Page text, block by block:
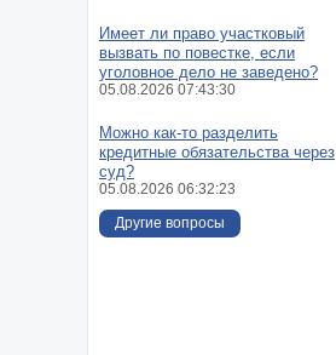
Имеет ли право участковый
вызвать по повестке, если
уголовное дело не заведено?
05.08.2026 07:43:30
Можно как-то разделить
кредитные обязательства через
суд?
05.08.2026 06:32:23
Другие вопросы